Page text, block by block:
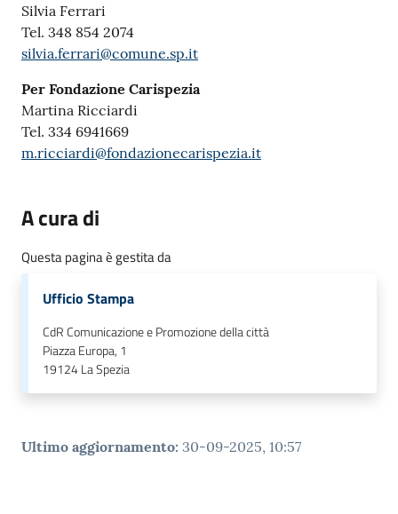
Silvia Ferrari
Tel. 348 854 2074
silvia.ferrari@comune.sp.it
Per Fondazione Carispezia
Martina Ricciardi
Tel. 334 6941669
m.ricciardi@fondazionecarispezia.it
A cura di
Questa pagina è gestita da
Ufficio Stampa
CdR Comunicazione e Promozione della città
Piazza Europa, 1
19124La Spezia
Ultimo aggiornamento: 30-09-2025, 10:57